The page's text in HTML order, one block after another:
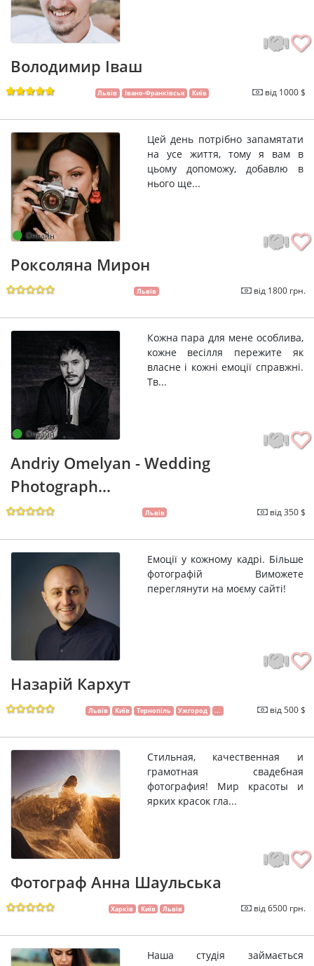
Володимир Іваш
Львів Івано-Франківськ Київ від 1000 $
Онлайн
Цей день потрібно запамятати
на усе життя, тому я вам в
цьому допоможу, добавлю в
нього ще...
Роксоляна Мирон
Львів від 1800 грн.
Онлайн
Кожна пара для мене особлива,
кожне весілля пережите як
власне і кожні емоції справжні.
Тв...
Andriy Omelyan - Wedding
Photograph...
Львів від 350 $
Емоції у кожному кадрі. Більше
фотографій Виможете
переглянути на моєму сайті!
Назарій Кархут
Львів Київ Тернопіль Ужгород ... від 500 $
Стильная, качественная и
грамотная свадебная
фотография! Мир красоты и
ярких красок гла...
Фотограф Анна Шаульська
Харків Київ Львів від 6500 грн.
Наша студія займається